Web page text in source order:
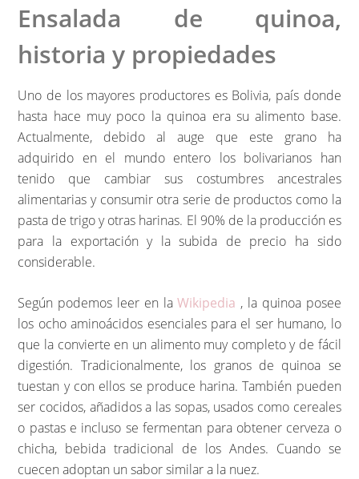
Ensalada de quinoa,
historia y propiedades
Uno de los mayores productores es Bolivia, país donde
hasta hace muy poco la quinoa era su alimento base.
Actualmente, debido al auge que este grano ha
adquirido en el mundo entero los bolivarianos han
tenido que cambiar sus costumbres ancestrales
alimentarias y consumir otra serie de productos como la
pasta de trigo y otras harinas. El 90% de la producción es
para la exportación y la subida de precio ha sido
considerable.
Según podemos leer en laWikipedia , la quinoa posee
los ocho aminoácidos esenciales para el ser humano, lo
que la convierte en un alimento muy completo y de fácil
digestión. Tradicionalmente, los granos de quinoa se
tuestan y con ellos se produce harina. También pueden
ser cocidos, añadidos a las sopas, usados como cereales
o pastas e incluso se fermentan para obtener cerveza o
chicha, bebida tradicional de los Andes. Cuando se
cuecen adoptan un sabor similar a la nuez.